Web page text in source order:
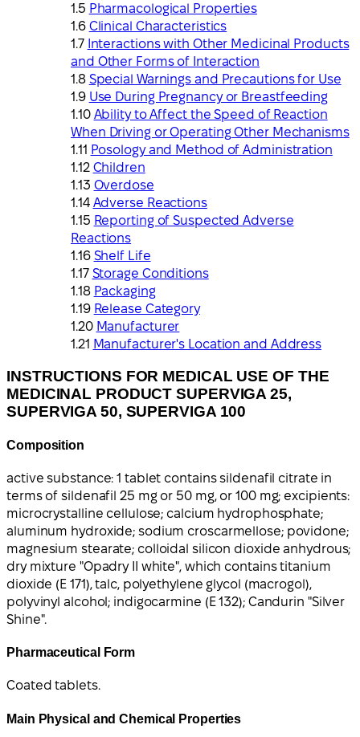
Pharmacological Properties
Clinical Characteristics
Interactions with Other Medicinal Products
and Other Forms of Interaction
Special Warnings and Precautions for Use
Use During Pregnancy or Breastfeeding
Ability to Affect the Speed of Reaction
When Driving or Operating Other Mechanisms
Posology and Method of Administration
Children
Overdose
Adverse Reactions
Reporting of Suspected Adverse
Reactions
Shelf Life
Storage Conditions
Packaging
Release Category
Manufacturer
Manufacturer's Location and Address
INSTRUCTIONS FOR MEDICAL USE OF THE
MEDICINAL PRODUCT SUPERVIGA 25,
SUPERVIGA 50, SUPERVIGA 100
Composition
active substance: 1 tablet contains sildenafil citrate in
terms of sildenafil 25 mg or 50 mg, or 100 mg; excipients:
microcrystalline cellulose; calcium hydrophosphate;
aluminum hydroxide; sodium croscarmellose; povidone;
magnesium stearate; colloidal silicon dioxide anhydrous;
dry mixture "Opadry II white", which contains titanium
dioxide (E 171), talc, polyethylene glycol (macrogol),
polyvinyl alcohol; indigocarmine (E 132); Candurin "Silver
Shine".
Pharmaceutical Form
Coated tablets.
Main Physical and Chemical Properties